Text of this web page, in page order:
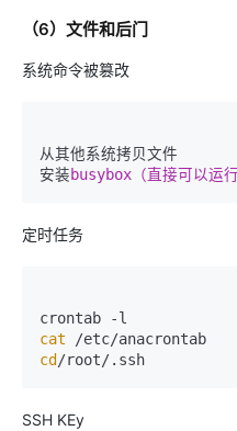
（6）文件和后门
系统命令被篡改
从其他系统拷贝文件
安装
定时任务
cat
cd
SSH KEy